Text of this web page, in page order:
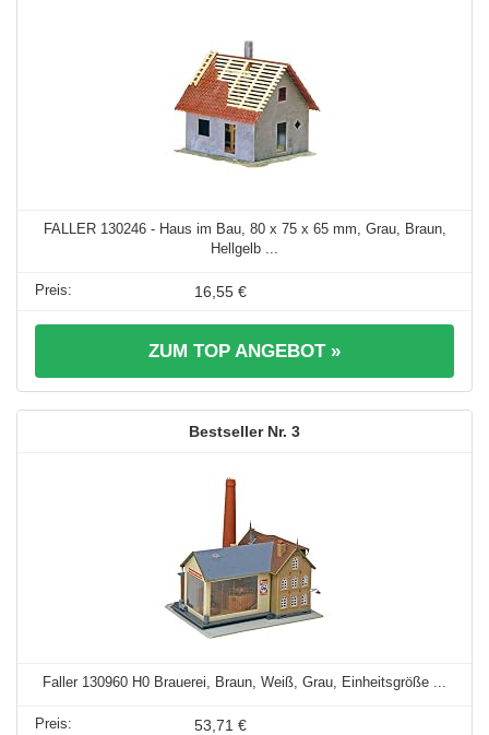
FALLER 130246 - Haus im Bau, 80 x 75 x 65 mm, Grau, Braun,
Hellgelb ...
16,55 €
ZUM TOP ANGEBOT »
3
Faller 130960 H0 Brauerei, Braun, Weiß, Grau, Einheitsgröße ...
53,71 €